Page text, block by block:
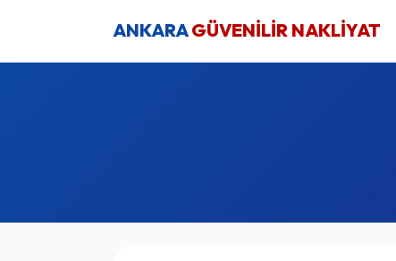
ANKARAGÜVENİLİR NAKLİYAT